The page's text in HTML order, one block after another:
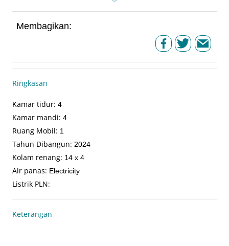
Membagikan:
Ringkasan
Kamar tidur: 4
Kamar mandi: 4
Ruang Mobil: 1
Tahun Dibangun: 2024
Kolam renang: 14 x 4
Air panas: Electricity
Listrik PLN:
Keterangan